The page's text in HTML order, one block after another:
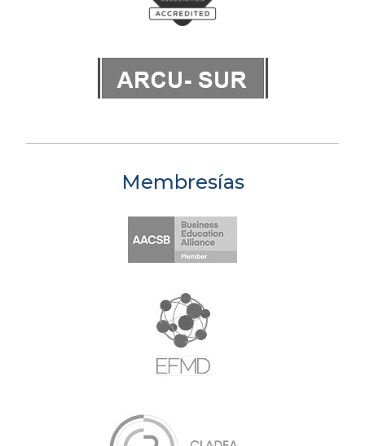
Membresías